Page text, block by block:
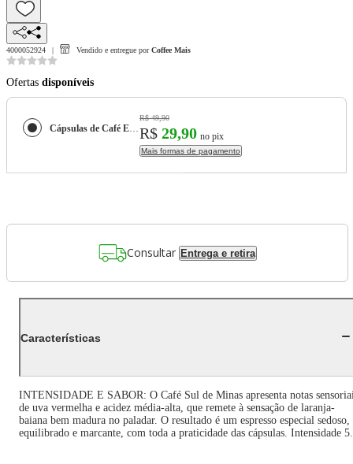
4000052924 Vendido e entregue por Coffee Mais
Ofertas disponíveis
Cápsulas de Café Especial Coffee Mais Sul de Minas 10 unidades Compatível com Nespresso
R$ 49,90
R$ 29,90 no pix
Mais formas de pagamento
Consultar Entrega e retira
Características
INTENSIDADE E SABOR: O Café Sul de Minas apresenta notas
de uva vermelha e acidez média-alta, que remete à sensação de laranja-
baiana bem madura no paladar. O resultado é um espresso especial sedoso,
equilibrado e marcante, com toda a praticidade das cápsulas. Intensidade 5.